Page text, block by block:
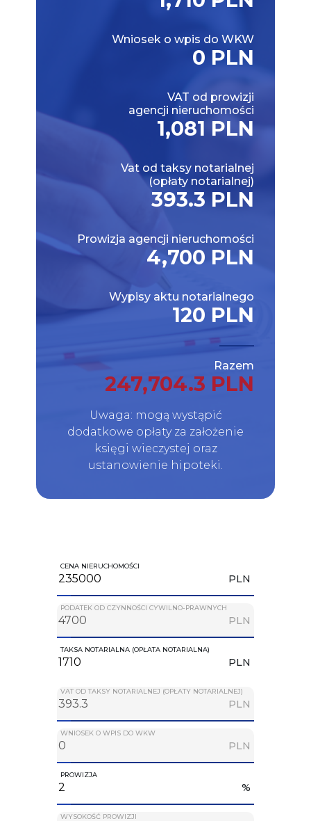
Wniosek o wpis do WKW
0 PLN
VAT od prowizji
agencji nieruchomości
1,081 PLN
Vat od taksy notarialnej
(opłaty notarialnej)
393.3 PLN
Prowizja agencji nieruchomości
4,700 PLN
Wypisy aktu notarialnego
120 PLN
Razem
247,704.3 PLN
Uwaga: mogą wystąpić
dodatkowe opłaty za założenie
księgi wieczystej oraz
ustanowienie hipoteki.
CENA NIERUCHOMOŚCI
PLN
PODATEK OD CZYNNOŚCI CYWILNO-PRAWNYCH
PLN
TAKSA NOTARIALNA (OPŁATA NOTARIALNA)
PLN
VAT OD TAKSY NOTARIALNEJ (OPŁATY NOTARIALNEJ)
PLN
WNIOSEK O WPIS DO WKW
PLN
PROWIZJA
%
WYSOKOŚĆ PROWIZJI